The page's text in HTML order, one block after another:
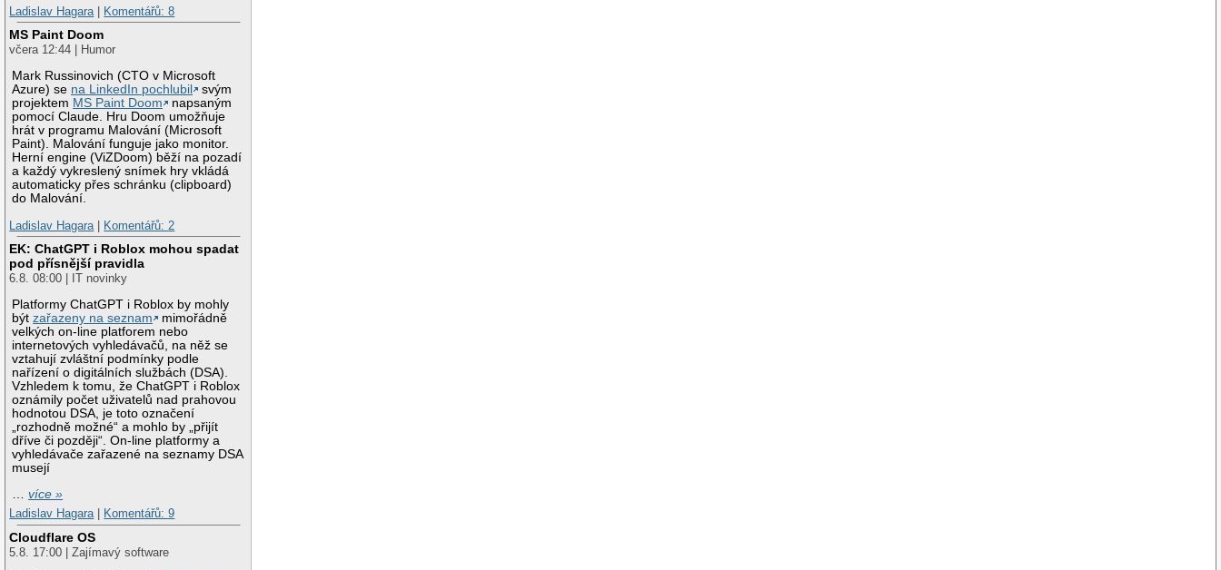
Ladislav Hagara
Komentářů: 8
MS Paint Doom
včera 12:44 | Humor
Mark Russinovich (CTO v Microsoft
Azure) se na LinkedIn pochlubil
svým
projektem MS Paint Doom
napsaným
pomocí Claude. Hru Doom umožňuje
hrát v programu Malování (Microsoft
Paint). Malování funguje jako monitor.
Herní engine (ViZDoom) běží na pozadí
a každý vykreslený snímek hry vkládá
automaticky přes schránku (clipboard)
do Malování.
Ladislav Hagara
Komentářů: 2
EK: ChatGPT i Roblox mohou spadat
pod přísnější pravidla
6.8. 08:00 | IT novinky
Platformy ChatGPT i Roblox by mohly
býtzařazeny na seznam
mimořádně
velkých on-line platforem nebo
internetových vyhledávačů, na něž se
vztahují zvláštní podmínky podle
nařízení o digitálních službách (DSA).
Vzhledem k tomu, že ChatGPT i Roblox
oznámily počet uživatelů nad prahovou
hodnotou DSA, je toto označení
„rozhodně možné“ a mohlo by „přijít
dříve či později“. On-line platformy a
vyhledávače zařazené na seznamy DSA
musejí
…více »
Ladislav Hagara| Komentářů: 9
Cloudflare OS
5.8. 17:00 | Zajímavý software